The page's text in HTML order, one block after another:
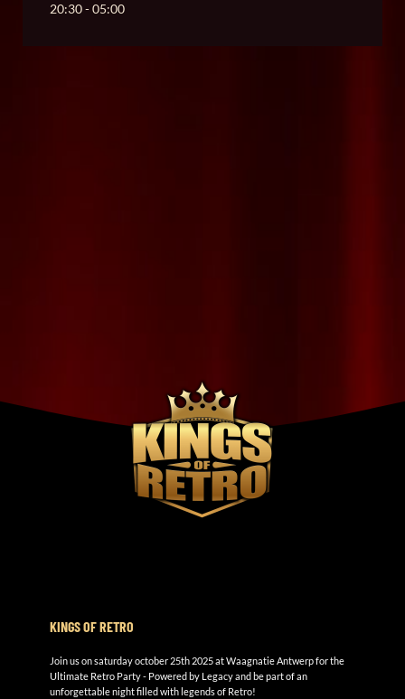
20:30 - 05:00
KINGS OF RETRO
Join us on saturday october 25th 2025 at Waagnatie Antwerp for the
Ultimate Retro Party - Powered by Legacy and be part of an
unforgettable night filled with legends of Retro!